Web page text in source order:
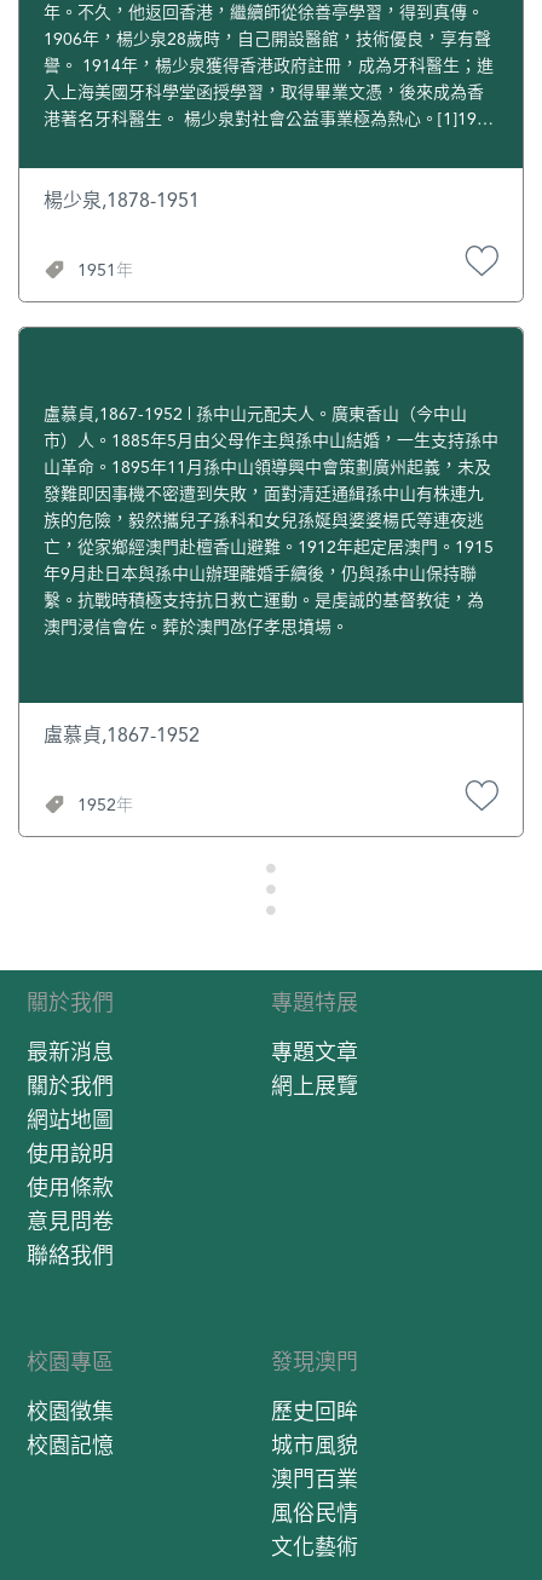
石岐高家基小學》，載“互動百科＂網，2013年8月20日，
http://www.hudong.com/wiki/中山市石岐高家基小學。 [6]王
以敦：《廣州解放前夕粵港澳教會聯合舉辦的水災救濟》，
載“廣州文史＂網，2010年1月3日，
http://www.gzzxws.gov.cn/gzws/gzws/ml/25/200809/t2008
宣道堂＂網，2012年8月16日，
http://macautimes.net/77/7731.htm。 [8]《林獻羔
（Samuel Lamb，1924年10月4日）——中國著名基督教家
庭教會領袖》，載“新浪博客＂，2013年8月16日，
[5]《創校歷史》，載“聖公會柴灣聖米迦勒小學＂網，2012
年12月20日，http://www.skhcwsms.edu.hk/intro.html。 [6]
《曹安邦》，載“中華僑鄉網＂網，2012年12月20日，
http://www.chnqxw.com/2011/0510/2960.html。 [7]《曹安
民》，載“互動百科＂網，2012年12月20日，
%B0%91。
山正式受洗，並取教名為孫日新。後來，鳳墀為他改為“逸
仙”。之後，孫中山以“逸仙”之名，蜚聲海內外。 1885年，
鳳墀回到廣州主持教務，化解中法之戰而帶來的危機，使教
會化險為夷。 1889年，應德國柏林大學東語學堂邀請，經香
港督學使歐德理極力推薦，鳳墀遠赴德國，擔任柏林大學中
值孫中山在廣州開業，兩人保持密切的關係。 1895年，孫中
山在廣州組織興中會，鳳墀積極參與。第一次廣州起義失敗
長老，同時被委任為香港華民政務司署總書記。工作十年
間，他廉潔自守，寓佈道事業於交際中，備受社會各團體敬
重。 1896年11月，孫中山從英國寫信給鳳墀，報告其蒙難經
過：“弟被誘擒於倫敦，牢於清使館，十有餘日，擬將弟捆綁
六、七日，日夜不絕祈禱，越祈越切。至第七日，心中忽然
安慰，全無憂色，不期然而然，自云此祈禱有應，蒙神施恩
矣。但日夜三、四人看守，窗戶俱閉，嚴密異常，惟有洋役
二人。前已托之傳書，已為所賣，將書交與衙內之人，密事
俱俾知之，防範更為加密！而可為傳消息者，終必賴其人，
今蒙上帝施恩，接我祈禱，使我安慰，當必能感動其人，使
肯為我傳書，簡地利（康得黎）萬臣兩師，他等一聞此事，
著力異常，即報捕房，即稟外部，初時尚無人信，捕房以此
二人為癲狂者，使館全推並無其事。初報館亦不甚信，迨後
將使臣人等逐出英境。此十餘日間，使館與北京電報來往不
絕。我數十斤肉，任彼千方百計而謀耳。幸天心有意，人謀
亡羊復獲，此皆天父大恩。敬望先生進之以道，常賜教言，
俾從神道而入治道，則弟幸甚，蒼生幸甚！”從中字裡行間，
可見兩人情義深厚。 1899年，鳳墀幫助陳少白在香港創辦
《中國日報》；1910年，加入關心焉等發起的“剪辮不易服
會”。他退休後，繼續擔任基督教青年會幹事，聖士提反男、
女校漢文總教席，以及廣華醫院監理等職。1914年，鳳墀病
他“公性剛猛如彼得，慈愛如約翰，才華橫溢，不逾乎道，又
類保羅，秉此奇賦，誠教會有數人物”。[2] 澳門馬大臣街有
教堂落成於1919年，至今已有90多年歷史。自該堂1898年開
基佈道計算，現已超過100年，是一所最有歷史的華人教會。
澳門中華基督教會志道堂的創立，與香港道濟會堂（今中華
基督教會香港合一堂）有著不可分割的關係。 道濟會堂是香
港最早自理的華人教會，在1884年進行自理後，計劃本地和
國內佈道工作。1898年，澳門是馬禮遜牧師初到開基之地，
也是中國第一位基督徒蔡高受洗之地，並且有一些信徒在澳
門聚居工作，道濟會堂主任王煜初牧師認為在澳門開基佈道
正是時機，倫敦傳道會皮堯士牧師（Rev. T. W. Pearce）深表
大學）鍾榮光教習、子褒學塾校長陳子褒參加教會事奉，教
基督徒興建第一所教堂。落成開堂感恩之日，香港道濟會堂
致送一塊金漆黑字“福音初至之地”的牌匾志慶，至今仍然金
光閃閃掛在聖堂入口之處，具有歷史意義。[3] [1]丁光訓、金
魯賢：《基督教大辭典》，上海：上海辭書出版社，2010，
第463頁。 [2]《區鳳墀》，載“百度百科＂網，2006年12月1
日，http://baike.baidu.com/view/43450.htm。 [3]《福音初
年。不久，他返回香港，繼續師從徐善亭學習，得到真傳。
1906年，楊少泉28歲時，自己開設醫館，技術優良，享有聲
譽。 1914年，楊少泉獲得香港政府註冊，成為牙科醫生；進
入上海美國牙科學堂函授學習，取得畢業文憑，後來成為香
港著名牙科醫生。 楊少泉對社會公益事業極為熱心。[1]1921
反對蓄婢籌備會議。黃茂林擔任主席，楊少泉擔任副主席，
決定當天出席會議者為籌辦董事，推舉楊少泉等八人起草會
婢會召開第二次籌備會議，通過會章，並決定起草本會宣言
書。《反對蓄婢會簡章》申明“本會以維持人道、廢除婢制、
使婢主得覺悟、婢女得解放為宗旨。”會章規定，凡贊成本會
宗旨者，無論中外男女，隸屬何教，寄居何地，由一名會員
回顧香港婢女問題之由來，揭露蓄婢之流弊，闡述革除婢制
的主要原因：一，因蓄婢有傷人道。二，敗壞道德、喪失品
行。三，有傷風化，擾亂治安，大損國體。因此，蓄婢必須
禁止，養婢惡習尤當革除。 《反對蓄婢會宣言書》指出，那
些主張保留婢制者提出採取救濟的辦法完全是騙人的鬼話，
而所謂採取防範虐婢的措施也是做不到的。根治的辦法有：
一，設法鼓吹，大力宣傳，製造輿論，使社會各界明瞭蓄婢
的危害性。二，要求政府立例註冊，取消契約，使婢女獲得
人身自由。三，設立監護人，由政府委任加以監督。四，創
動員全體會員分赴各地各單位宣傳演說，徵集同志，發展會
員，發動募捐，籌集活動經費等。1922年2月，整個籌備工作
廣東南方政府國務會議和法律審查會也召開會議討論禁婢問
題，通過禁婢決議案。1922年2月24日，大總統孫中山發佈
嚴禁蓄婢令。這一禁令，對於香港反蓄婢運動是一個很大的
支持和鼓舞。之後，內地各界和海外華僑紛紛起來反對蓄
婢，有力地推動香港反蓄婢運動的開展。 3月26日，反對蓄
婢會在香港青年會禮堂舉行，出席大會的會員、來賓有六百
領導機構，宣告反對蓄婢會正式成立。[2] 1921年10月，楊少
泉等人得到英國希士勞活夫人的幫助，運動英國議院，迭加
婢運動表示不滿，主張維持婢制。在廣大民眾的壓力和在理
藩院的督促下，1922年4月14日，香港華民政務司發表《禁
婢示》，明令在香港境內不准蓄婢。 1922年底，香港政府定
例局召開會議，討論取締蓄婢問題，制定《禁婢新例草
案》。《禁婢新例草案》在報上發表後，在社會上引起不同
反應。 1923年1月5日，香港華商總會召開一次特別大會，就
《禁婢新例草案》研究對策，企圖保留婢制。1月10日下午，
香港居民、工團、教會一千多人在東華醫院召開全港街坊大
會，討論《禁婢新例草案》。中華海員工業聯合總會主席蘇
會。這次會議本著“革除惡俗，保障人權”的目的，一致通過
贊成政府頒行禁婢新例。[4] 香港廣大民眾的強烈要求和社會
各界的多方促成，1923年2月，香港定例局正式頒佈《禁婢新
例》（亦稱《取締蓄婢新例》或《家庭女役則例》）。《禁
婢新例》規定：從今以後，無論何人不得僱用婢女；無論何
人，不得僱用女僕未滿十歲者；婢女不得由一主人轉賣給別
主人；凡在港有婢女者，須按限定日期將婢女註冊。《禁婢
新例》的公佈，是香港反對蓄婢運動的勝利。[2] 楊少泉倡辦
楊少泉,1878-1951
1951年
盧慕貞,1867-1952 | 孫中山元配夫人。廣東香山（今中山
市）人。1885年5月由父母作主與孫中山結婚，一生支持孫中
山革命。1895年11月孫中山領導興中會策劃廣州起義，未及
發難即因事機不密遭到失敗，面對清廷通緝孫中山有株連九
族的危險，毅然攜兒子孫科和女兒孫娫與婆婆楊氏等連夜逃
亡，從家鄉經澳門赴檀香山避難。1912年起定居澳門。1915
年9月赴日本與孫中山辦理離婚手續後，仍與孫中山保持聯
繫。抗戰時積極支持抗日救亡運動。是虔誠的基督教徒，為
澳門浸信會佐。葬於澳門氹仔孝思墳場。
盧慕貞,1867-1952
1952年
關於我們
最新消息
關於我們
網站地圖
使用說明
使用條款
意見問卷
聯絡我們
專題特展
專題文章
網上展覽
校園專區
校園徵集
校園記憶
發現澳門
歷史回眸
城市風貌
澳門百業
風俗民情
文化藝術